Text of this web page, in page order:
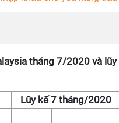
tháng 7/2020 và lũy
Lũy kế 7 tháng/2020